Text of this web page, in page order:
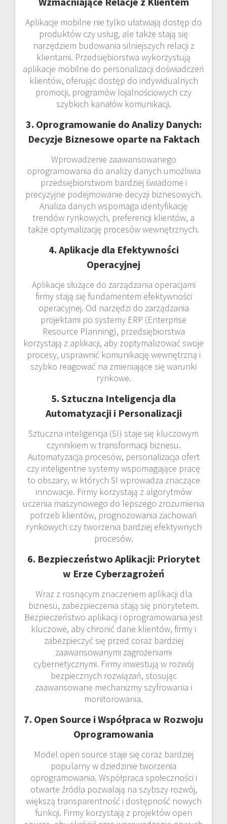
Aplikacje mobilne nie tylko ułatwiają dostęp do
produktów czy usług, ale także stają się
narzędziem budowania silniejszych relacji z
klientami. Przedsiębiorstwa wykorzystują
aplikacje mobilne do personalizacji doświadczeń
klientów, oferując dostęp do indywidualnych
promocji, programów lojalnościowych czy
szybkich kanałów komunikacji.
3. Oprogramowanie do Analizy Danych:
Decyzje Biznesowe oparte na Faktach
Wprowadzenie zaawansowanego
oprogramowania do analizy danych umożliwia
przedsiębiorstwom bardziej świadome i
precyzyjne podejmowanie decyzji biznesowych.
Analiza danych wspomaga identyfikację
trendów rynkowych, preferencji klientów, a
także optymalizację procesów wewnętrznych.
4. Aplikacje dla Efektywności
Operacyjnej
Aplikacje służące do zarządzania operacjami
firmy stają się fundamentem efektywności
operacyjnej. Od narzędzi do zarządzania
projektami po systemy ERP (Enterprise
Resource Planning), przedsiębiorstwa
korzystają z aplikacji, aby zoptymalizować swoje
procesy, usprawnić komunikację wewnętrzną i
szybko reagować na zmieniające się warunki
rynkowe.
5. Sztuczna Inteligencja dla
Automatyzacji i Personalizacji
Sztuczna inteligencja (SI) staje się kluczowym
czynnikiem w transformacji biznesu.
Automatyzacja procesów, personalizacja ofert
czy inteligentne systemy wspomagające pracę
to obszary, w których SI wprowadza znaczące
innowacje. Firmy korzystają z algorytmów
uczenia maszynowego do lepszego zrozumienia
potrzeb klientów, prognozowania zachowań
rynkowych czy tworzenia bardziej efektywnych
procesów.
6. Bezpieczeństwo Aplikacji: Priorytet
w Erze Cyberzagrożeń
Wraz z rosnącym znaczeniem aplikacji dla
biznesu, zabezpieczenia stają się priorytetem.
Bezpieczeństwo aplikacji i oprogramowania jest
kluczowe, aby chronić dane klientów, firmy i
zabezpieczyć się przed coraz bardziej
zaawansowanymi zagrożeniami
cybernetycznymi. Firmy inwestują w rozwój
bezpiecznych rozwiązań, stosując
zaawansowane mechanizmy szyfrowania i
monitorowania.
7. Open Source i Współpraca w Rozwoju
Oprogramowania
Model open source staje się coraz bardziej
popularny w dziedzinie tworzenia
oprogramowania. Współpraca społeczności i
otwarte źródła pozwalają na szybszy rozwój,
większą transparentność i dostępność nowych
funkcji. Firmy korzystają z projektów open